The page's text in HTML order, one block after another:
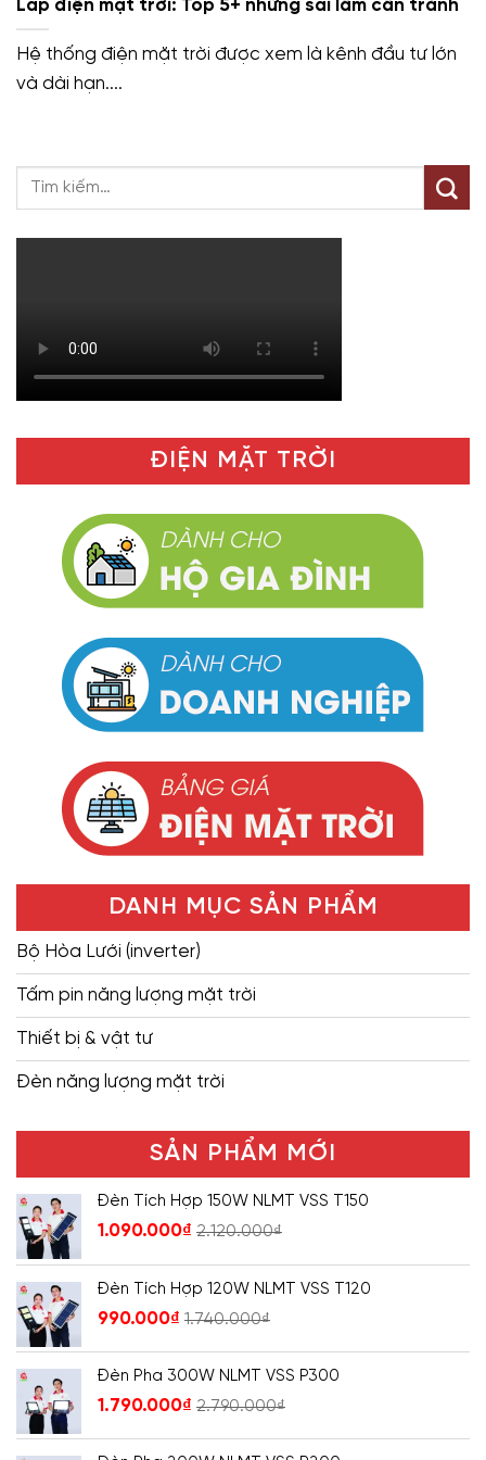
Lắp điện mặt trời: Top 5+ những sai lầm cần tránh
Hệ thống điện mặt trời được xem là kênh đầu tư lớn
và dài hạn....
ĐIỆN MẶT TRỜI
DANH MỤC SẢN PHẨM
Bộ Hòa Lưới (inverter)
Tấm pin năng lượng mặt trời
Thiết bị & vật tư
Đèn năng lượng mặt trời
SẢN PHẨM MỚI
Đèn Tích Hợp 150W NLMT VSS T150
1.090.000₫ 2.120.000₫
Đèn Tích Hợp 120W NLMT VSS T120
990.000₫ 1.740.000₫
Đèn Pha 300W NLMT VSS P300
1.790.000₫ 2.790.000₫